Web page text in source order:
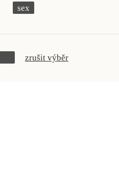
sex
zrušit výběr